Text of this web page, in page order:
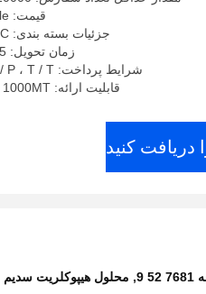
قیمت: negotiable
جزئیات بسته بندی: 1000L IBC
زمان تحویل: 15 روز کار
شرایط پرداخت: L / C ، D / P ، T / T
قابلیت ارائه: 1000MT در هر ماه
دریافت کنید
, محلول هیپوکلریت سدیم ISO5001